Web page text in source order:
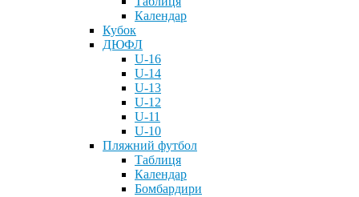
Календар
Кубок
ДЮФЛ
U-16
U-14
U-13
U-12
U-11
U-10
Пляжний футбол
Таблиця
Календар
Бомбардири